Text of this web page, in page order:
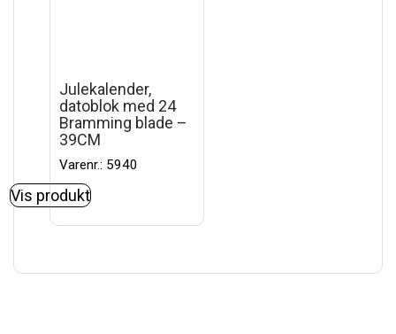
Julekalender,
datoblok med 24
Bramming blade –
39CM
Varenr.: 5940
Vis produkt